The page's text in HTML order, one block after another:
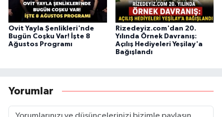
Ovit Yayla Şenlikleri'nde
Bugün Coşku Var! İşte 8
Ağustos Programı
Rizedeyiz.com'dan 20.
Yılında Örnek Davranış:
Açılış Hediyeleri Yeşilay'a
Bağışlandı
Yorumlar